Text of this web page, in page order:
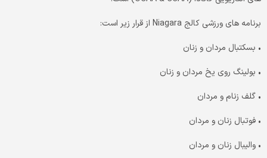
برنامه های ورزشی کالج Niagara از قرار زیر است:
• بسکتبال مردان و زنان
• بولینگ روی یخ مردان و زنان
• گلف زنام و مردان
• فوتبال زنان و مردان
• والیبال زنان و مردان